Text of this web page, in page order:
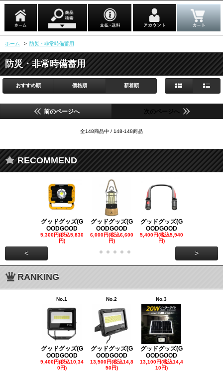
ホーム > 防災・非常時備蓄用
防災・非常時備蓄用
おすすめ順 価格順 新着順
前のページへ 次のページへ
全148商品中 / 148-148商品
RECOMMEND
グッドグッズ(G
OODGOOD
5,300円(税込5,830
円)
グッドグッズ(G
OODGOOD
6,000円(税込6,600
円)
グッドグッズ(G
OODGOOD
5,400円(税込5,940
円)
< >
RANKING
No.1
グッドグッズ(G
OODGOOD
9,400円(税込10,34
0円)
No.2
グッドグッズ(G
OODGOOD
13,500円(税込14,8
50円)
No.3
グッドグッズ(G
OODGOOD
13,100円(税込14,4
10円)